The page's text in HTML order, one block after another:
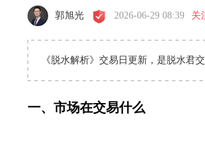
郭旭光 2026-06-29 08:39 关
《脱水解析》交易日更新，是脱水君
一、市场在交易什么